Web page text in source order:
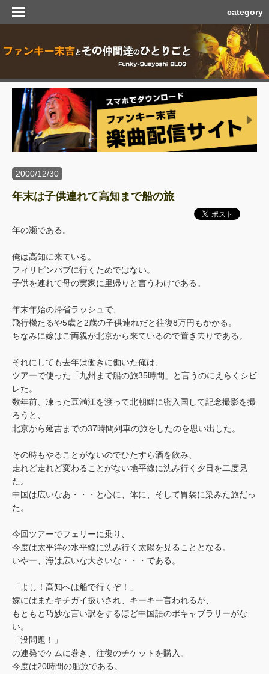
category
2000/12/30
年末は子供連れて高知まで船の旅
年の瀬である。
俺は高知に来ている。
フィリピンパブに行くためではない。
子供を連れて母の実家に里帰りと言うわけである。
年末年始の帰省ラッシュで、
飛行機たるや5歳と2歳の子供連れだと往復8万円もかかる。
ちなみに嫁はご両親が北京から来ているので置き去りである。
それにしても去年は働きに働いた俺は、
ツアーで使った「九州まで船の旅35時間」と言うのにえらくシビ
レた。
数年前、凍った豆満江を渡って北朝鮮に密入国して記念撮影を撮
ろうと、
北京から延吉までの37時間列車の旅をしたのを思い出した。
その時もやることがないのでひたすら酒を飲み、
走れど走れど変わることがない地平線に沈み行く夕日を二度見
た。
中国は広いなあ・・・と心に、体に、そして胃袋に染みた旅だっ
た。
今回ツアーでフェリーに乗り、
今度は太平洋の水平線に沈み行く太陽を見ることとなる。
いやー、海は広いな大きいな・・・である。
「よし！高知へは船で行くぞ！」
嫁にはまたキチガイ扱いされ、キーキー言われるが、
もともと巧妙な言い訳をするほど中国語のボキャブラリーがな
い。
「没問題！」
の連発でケムに巻き、往復のチケットを購入。
今度は20時間の船旅である。